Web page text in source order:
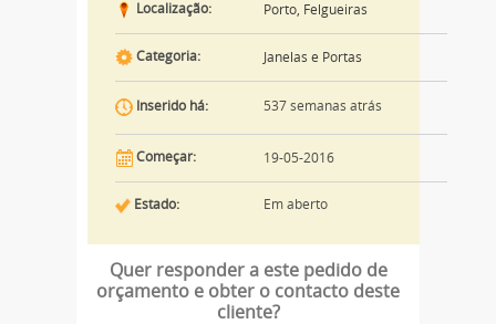
Localização: Porto, Felgueiras
Categoria: Janelas e Portas
Inserido há: 537 semanas atrás
Começar: 19-05-2016
Estado: Em aberto
Quer responder a este pedido de
orçamento e obter o contacto deste
cliente?